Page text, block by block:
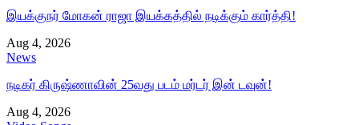
இயக்குநர் மோகன் ராஜா இயக்கத்தில் நடிக்கும் கார்த்தி!
Aug 4, 2026
News
நடிகர் கிருஷ்ணாவின் 25வது படம் மர்டர் இன் டவுன்!
Aug 4, 2026